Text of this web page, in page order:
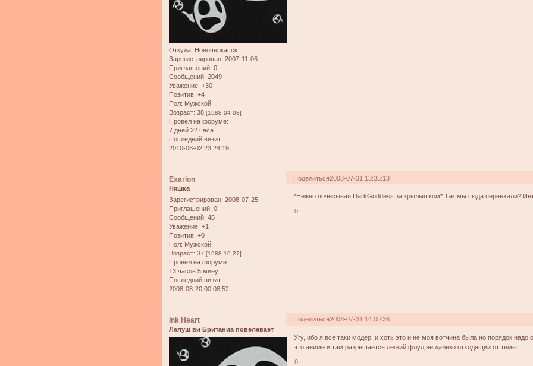
Откуда: Новочеркасск
Зарегистрирован: 2007-11-06
Приглашений: 0
Сообщений: 2049
Уважение: +30
Позитив: +4
Пол: Мужской
Возраст: 38 [1988-04-08]
Провел на форуме:
7 дней 22 часа
Последний визит:
2010-08-02 23:24:19
Поделиться2008-07-31 13:35:13
Exarion
Няшка
Зарегистрирован: 2008-07-25
Приглашений: 0
Сообщений: 46
Уважение: +1
Позитив: +0
Пол: Мужской
Возраст: 37 [1988-10-27]
Провел на форуме:
13 часов 5 минут
Последний визит:
2008-08-20 00:08:52
*Нежно почесывая DarkGoddess за крылышком* Так мы сюда переехали?
0
Поделиться2008-07-31 14:00:36
Ink Heart
Лелуш ви Британиа повелевает
Угу, ибо я все таки модер, и хоть это и не моя вотчина была но порядок надо
это аниме и там разрешается легкий флуд не далеко отходящий от темы
0